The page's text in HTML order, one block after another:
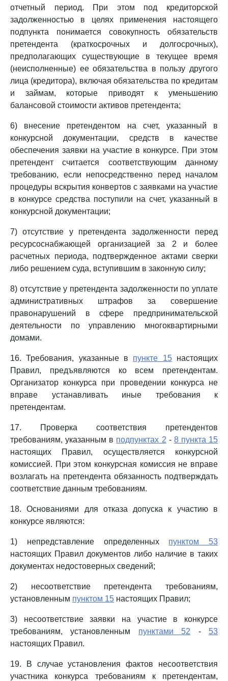
отчетный период. При этом под кредиторской
задолженностью в целях применения настоящего
подпункта понимается совокупность обязательств
претендента (краткосрочных и долгосрочных),
предполагающих существующие в текущее время
(неисполненные) ее обязательства в пользу другого
лица (кредитора), включая обязательства по кредитам
и займам, которые приводят к уменьшению
балансовой стоимости активов претендента;
6) внесение претендентом на счет, указанный в
конкурсной документации, средств в качестве
обеспечения заявки на участие в конкурсе. При этом
претендент считается соответствующим данному
требованию, если непосредственно перед началом
процедуры вскрытия конвертов с заявками на участие
в конкурсе средства поступили на счет, указанный в
конкурсной документации;
7) отсутствие у претендента задолженности перед
ресурсоснабжающей организацией за 2 и более
расчетных периода, подтвержденное актами сверки
либо решением суда, вступившим в законную силу;
8) отсутствие у претендента задолженности по уплате
административных штрафов за совершение
правонарушений в сфере предпринимательской
деятельности по управлению многоквартирными
домами.
16. Требования, указанные в пункте 15настоящих
Правил, предъявляются ко всем претендентам.
Организатор конкурса при проведении конкурса не
вправе устанавливать иные требования к
претендентам.
17. Проверка соответствия претендентов
требованиям, указанным в подпунктах 2 - 8 пункта 15
настоящих Правил, осуществляется конкурсной
комиссией. При этом конкурсная комиссия не вправе
возлагать на претендента обязанность подтверждать
соответствие данным требованиям.
18. Основаниями для отказа допуска к участию в
конкурсе являются:
1) непредставление определенных пунктом 53
настоящих Правил документов либо наличие в таких
документах недостоверных сведений;
2) несоответствие претендента требованиям,
установленным пунктом 15 настоящих Правил;
3) несоответствие заявки на участие в конкурсе
требованиям, установленным пунктами 52 - 53
настоящих Правил.
19. В случае установления фактов несоответствия
участника конкурса требованиям к претендентам,